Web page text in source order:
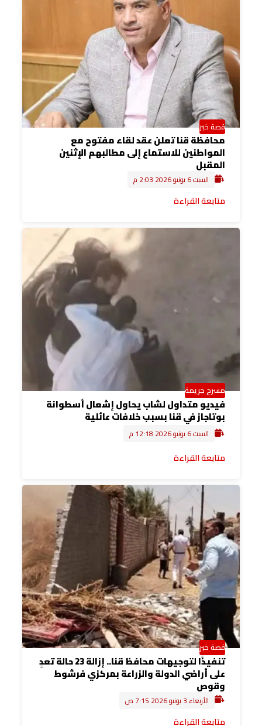
قصة خبر
محافظة قنا تعلن عقد لقاء مفتوح مع
المواطنين للاستماع إلى مطالبهم الإثنين
المقبل
السبت 6 يونيو 2026 2:03 م
متابعة القراءة
مسرح جريمة
فيديو متداول لشاب يحاول إشعال أسطوانة
بوتاجاز في قنا بسبب خلافات عائلية
السبت 6 يونيو 2026 12:18 م
متابعة القراءة
قصة خبر
تنفيذًا لتوجيهات محافظ قنا.. إزالة 23 حالة تعدٍ
على أراضي الدولة والزراعة بمركزي فرشوط
وقوص
الأربعاء 3 يونيو 2026 7:15 ص
متابعة القراءة